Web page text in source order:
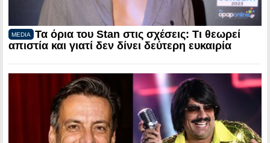
MEDIA
Τα όρια του Stan στις σχέσεις: Τι θεωρεί
απιστία και γιατί δεν δίνει δεύτερη ευκαιρία